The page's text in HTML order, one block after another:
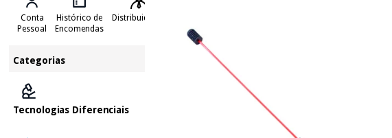
Conta
Pessoal
Histórico de
Encomendas
Distribuidores
Categorias
Tecnologias Diferenciais